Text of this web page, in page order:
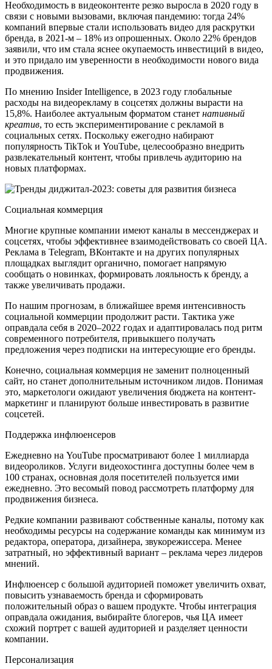
Необходимость в видеоконтенте резко выросла в 2020 году в
связи с новыми вызовами, включая пандемию: тогда 24%
компаний впервые стали использовать видео для раскрутки
бренда, в 2021-м – 18% из опрошенных. Около 22% брендов
заявили, что им стала яснее окупаемость инвестиций в видео,
и это придало им уверенности в необходимости нового вида
продвижения.
По мнению Insider Intelligence, в 2023 году глобальные
расходы на видеорекламу в соцсетях должны вырасти на
15,8%. Наиболее актуальным форматом станет нативный
креатив, то есть экспериментирование с рекламой в
социальных сетях. Поскольку ежегодно набирают
популярность TikTok и YouTube, целесообразно внедрить
развлекательный контент, чтобы привлечь аудиторию на
новых платформах.
Социальная коммерция
Многие крупные компании имеют каналы в мессенджерах и
соцсетях, чтобы эффективнее взаимодействовать со своей ЦА.
Реклама в Telegram, ВКонтакте и на других популярных
площадках выглядит органично, помогает напрямую
сообщать о новинках, формировать лояльность к бренду, а
также увеличивать продажи.
По нашим прогнозам, в ближайшее время интенсивность
социальной коммерции продолжит расти. Тактика уже
оправдала себя в 2020–2022 годах и адаптировалась под ритм
современного потребителя, привыкшего получать
предложения через подписки на интересующие его бренды.
Конечно, социальная коммерция не заменит полноценный
сайт, но станет дополнительным источником лидов. Понимая
это, маркетологи ожидают увеличения бюджета на контент-
маркетинг и планируют больше инвестировать в развитие
соцсетей.
Поддержка инфлюенсеров
Ежедневно на YouTube просматривают более 1 миллиарда
видеороликов. Услуги видеохостинга доступны более чем в
100 странах, основная доля посетителей пользуется ими
ежедневно. Это весомый повод рассмотреть платформу для
продвижения бизнеса.
Редкие компании развивают собственные каналы, потому как
необходимы ресурсы на содержание команды как минимум из
редактора, оператора, дизайнера, звукорежиссера. Менее
затратный, но эффективный вариант – реклама через лидеров
мнений.
Инфлюенсер с большой аудиторией поможет увеличить охват,
повысить узнаваемость бренда и сформировать
положительный образ о вашем продукте. Чтобы интеграция
оправдала ожидания, выбирайте блогеров, чья ЦА имеет
схожий портрет с вашей аудиторией и разделяет ценности
компании.
Персонализация